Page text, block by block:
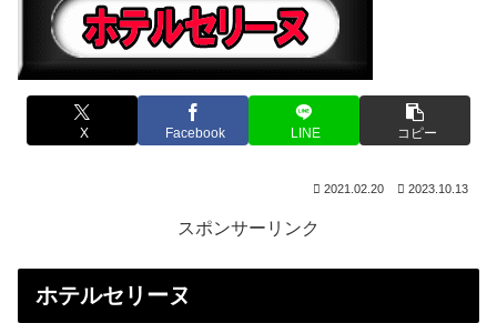
X Facebook LINE コピー
2021.02.20 2023.10.13
スポンサーリンク
ホテルセリーヌ